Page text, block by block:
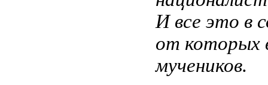
И все это в
от которых
мучеников.